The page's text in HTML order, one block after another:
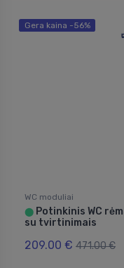
Gera kaina -56%
WC moduliai
⬤ Potinkinis WC
su tvirtinimais
209.00 € 471.00 €